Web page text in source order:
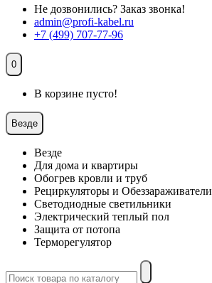
Не дозвонились? Заказ звонка!
admin@profi-kabel.ru
+7 (499) 707-77-96
0
В корзине пусто!
Везде
Везде
Для дома и квартиры
Обогрев кровли и труб
Рециркуляторы и Обеззараживатели
Светодиодные светильники
Электрический теплый пол
Защита от потопа
Терморегулятор